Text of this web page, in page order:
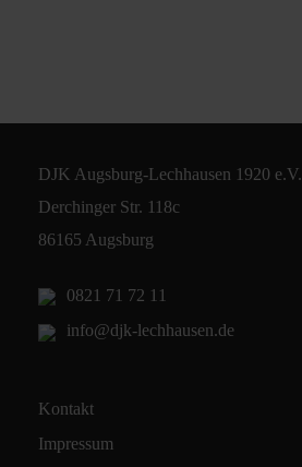
DJK Augsburg-Lechhausen 1920 e.V.
Derchinger Str. 118c
86165 Augsburg
0821 71 72 11
info@djk-lechhausen.de
Kontakt
Impressum